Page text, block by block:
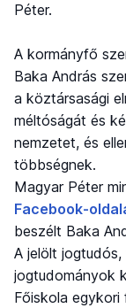
Péter.
A kormányfő
Baka András
a köztársasági
méltóságát és
nemzetet, és
többségnek.
Magyar Péter
Facebook-
beszélt Baka
A jelölt
jogtudományok
Főiskola